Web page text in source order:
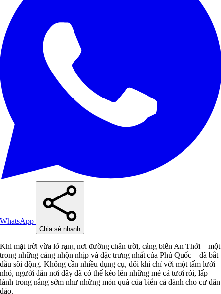
WhatsApp
Chia sẻ nhanh
Khi mặt trời vừa ló rạng nơi đường chân trời, cảng biển An Thới – một
trong những cảng nhộn nhịp và đặc trưng nhất của Phú Quốc – đã bắt
đầu sôi động. Không cần nhiều dụng cụ, đôi khi chỉ với một tấm lưới
nhỏ, người dân nơi đây đã có thể kéo lên những mẻ cá tươi rói, lấp
lánh trong nắng sớm như những món quà của biển cả dành cho cư dân
đảo.